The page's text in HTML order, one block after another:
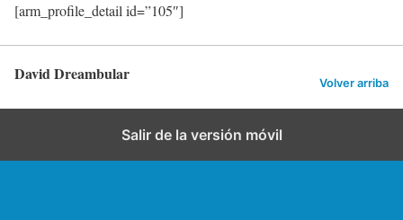
[arm_profile_detail id=”105″]
David Dreambular Volver arriba
Salir de la versión móvil